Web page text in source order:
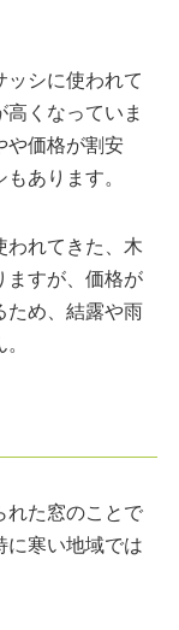
ッシに使われて
くなっていま
や価格が割安
あります。
われてきた、木
ますが、価格が
ため、結露や雨
れた窓のことで
に寒い地域では